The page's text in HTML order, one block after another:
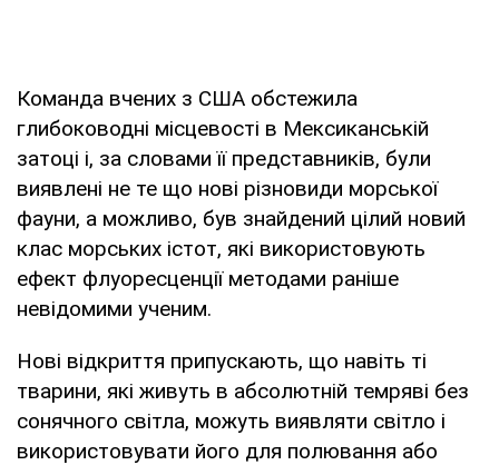
Команда вчених з США обстежила
глибоководні місцевості в Мексиканській
затоці і, за словами її представників, були
виявлені не те що нові різновиди морської
фауни, а можливо, був знайдений цілий новий
клас морських істот, які використовують
ефект флуоресценції методами раніше
невідомими ученим.
Нові відкриття припускають, що навіть ті
тварини, які живуть в абсолютній темряві без
сонячного світла, можуть виявляти світло і
використовувати його для полювання або